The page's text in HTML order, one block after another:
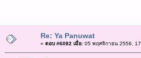
Re: Ya Panuwat
« ตอบ #6082 เมื่อ:05 พฤศจิกายน 2556,